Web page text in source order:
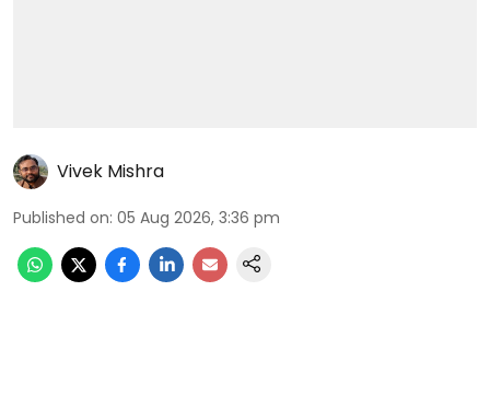
Vivek Mishra
Published on: 05 Aug 2026, 3:36 pm